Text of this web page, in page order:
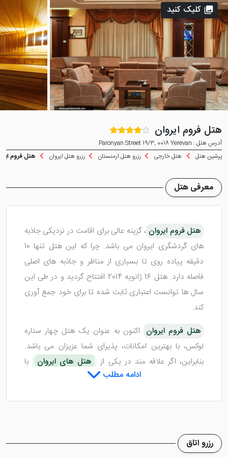
هتل فروم ایروان
آدرس هتل : Paronyan Street 19/3, 0018 Yerevan
پرشین هتل
هتل خارجی رزرو هتل ارمنستان رزرو هتل ایروان هتل فروم
کلیک کنید
معرفی هتل
هتل فروم ایروان ، گزینه عالی برای اقامت در نزدیکی جاذبه
های گردشگری ایروان می باشد. چرا که این هتل تنها 10
دقیقه پیاده روی تا بسیاری از مناظر و جاذبه های اصلی
فاصله دارد. هتل 16 ژانویه 2014 افتتاح گردید و در طی این
سال ها توانست اعتباری ثابت شده تا برای خود جمع آوری
کند.
هتل فروم ایروان اکنون به عنوان یک هتل چهار ستاره
لوکس، با بهترین امکانات، پذیرای شما عزیزان می باشد.
بنابراین، اگر علاقه مند در یکی از
هتل های ایروان
با
کیفیت بالا هستید، ما این هتل را به شما پیشنهاد می کنیم.
اتاق های هتل فروم ایروان
ادامه مطلب
رزرو اتاق